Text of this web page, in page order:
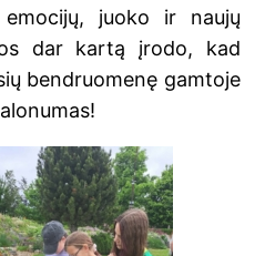
juoko ir naujų
dar kartą įrodo, kad
bendruomenę gamtoje